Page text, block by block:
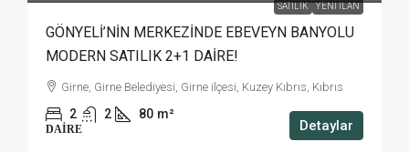
SATILIK YENI İLAN
GÖNYELİ’NİN MERKEZİNDE EBEVEYN BANYOLU
MODERN SATILIK 2+1 DAİRE!
Girne, Girne Belediyesi, Girne ilçesi, Kuzey Kıbrıs, Kıbrıs
2 2 80 m²
DAIRE Detaylar